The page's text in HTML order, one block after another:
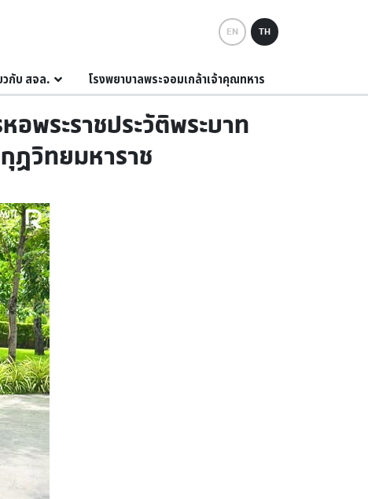
EN TH
วกับ สจล. โรงพยาบาลพระจอมเกล้าเจ้าคุณทหาร
พระราชประวัติพระบาท
ฏวิทยมหาราช